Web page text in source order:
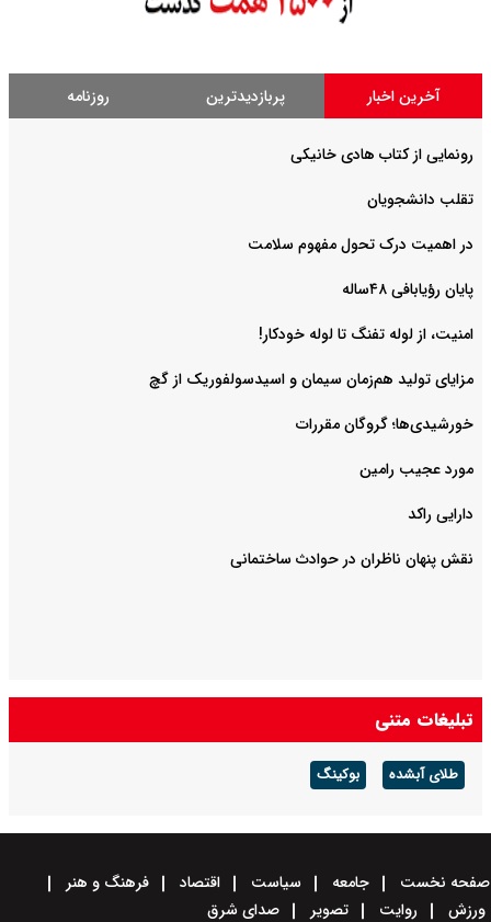
آخرین اخبار پربازدیدترین روزنامه
رونمایی از کتاب هادی خانیکی
‌تقلب دانشجویان
در اهمیت درک تحول مفهوم سلامت
پایان رؤیابافی ۴۸ساله
امنیت، از لوله تفنگ تا ‌لوله خودکار!
مزایای تولید هم‌زمان سیمان و اسیدسولفوریک از گچ
خورشیدی‌ها؛ گروگان مقررات
مورد عجیب رامین
دارایی راکد
نقش پنهان ناظران در حوادث ساختمانی
تبلیغات متنی
طلای آبشده بوکینگ
صفحه نخست جامعه سیاست اقتصاد
فرهنگ و هنر
ورزش
روایت تصویر صدای شرق